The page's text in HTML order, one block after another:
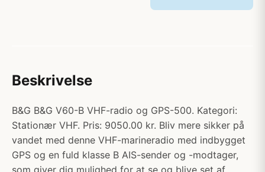
Beskrivelse
B&G B&G V60-B VHF-radio og GPS-500. Kategori:
Stationær VHF. Pris: 9050.00 kr. Bliv mere sikker på
vandet med denne VHF-marineradio med indbygget
GPS og en fuld klasse B AIS-sender og -modtager,
som giver dig mulighed for at se og blive set af